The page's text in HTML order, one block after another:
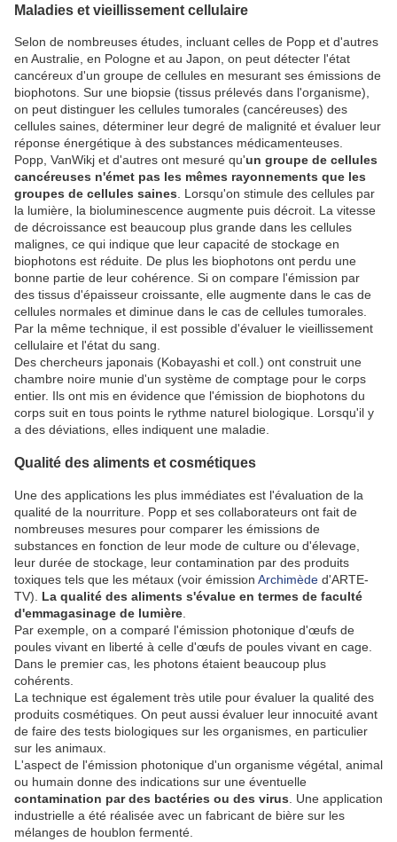
Maladies et vieillissement cellulaire
Selon de nombreuses études, incluant celles de Popp et d'autres
en Australie, en Pologne et au Japon, on peut détecter l'état
cancéreux d'un groupe de cellules en mesurant ses émissions de
biophotons. Sur une biopsie (tissus prélevés dans l'organisme),
on peut distinguer les cellules tumorales (cancéreuses) des
cellules saines, déterminer leur degré de malignité et évaluer leur
réponse énergétique à des substances médicamenteuses.
Popp, VanWikj et d'autres ont mesuré qu'un groupe de cellules
cancéreuses n'émet pas les mêmes rayonnements que les
groupes de cellules saines . Lorsqu'on stimule des cellules par
la lumière, la bioluminescence augmente puis décroit. La vitesse
de décroissance est beaucoup plus grande dans les cellules
malignes, ce qui indique que leur capacité de stockage en
biophotons est réduite. De plus les biophotons ont perdu une
bonne partie de leur cohérence. Si on compare l'émission par
des tissus d'épaisseur croissante, elle augmente dans le cas de
cellules normales et diminue dans le cas de cellules tumorales.
Par la même technique, il est possible d'évaluer le vieillissement
cellulaire et l'état du sang.
Des chercheurs japonais (Kobayashi et coll.) ont construit une
chambre noire munie d'un système de comptage pour le corps
entier. Ils ont mis en évidence que l'émission de biophotons du
corps suit en tous points le rythme naturel biologique. Lorsqu'il y
a des déviations, elles indiquent une maladie.
Qualité des aliments et cosmétiques
Une des applications les plus immédiates est l'évaluation de la
qualité de la nourriture. Popp et ses collaborateurs ont fait de
nombreuses mesures pour comparer les émissions de
substances en fonction de leur mode de culture ou d'élevage,
leur durée de stockage, leur contamination par des produits
toxiques tels que les métaux (voir émission Archimède d'ARTE-
TV). La qualité des aliments s'évalue en termes de faculté
d'emmagasinage de lumière
Par exemple, on a comparé l'émission photonique d'œufs de
poules vivant en liberté à celle d'œufs de poules vivant en cage.
Dans le premier cas, les photons étaient beaucoup plus
cohérents.
La technique est également très utile pour évaluer la qualité des
produits cosmétiques. On peut aussi évaluer leur innocuité avant
de faire des tests biologiques sur les organismes, en particulier
sur les animaux.
L'aspect de l'émission photonique d'un organisme végétal, animal
ou humain donne des indications sur une éventuelle
contamination par des bactéries ou des virus . Une application
industrielle a été réalisée avec un fabricant de bière sur les
mélanges de houblon fermenté.